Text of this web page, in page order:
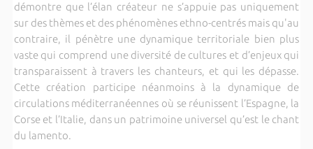
démontre que l’élan créateur ne s’appuie pas uniquement
sur des thèmes et des phénomènes ethno-centrés mais qu'au
contraire, il pénètre une dynamique territoriale bien plus
vaste qui comprend une diversité de cultures et d’enjeux qui
transparaissent à travers les chanteurs, et qui les dépasse.
Cette création participe néanmoins à la dynamique de
circulations méditerranéennes où se réunissent l’Espagne, la
Corse et l’Italie, dans un patrimoine universel qu’est le chant
du lamento.